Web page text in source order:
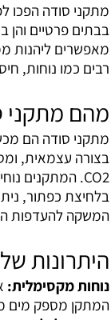
מתקני סודה הפכו
בבתים פרטיים והן
מאפשרים ליהנות
רבים כמו נוחות,
מהם מתקני
מתקני סודה הם
בצורה עצמאית,
CO2. המתקנים
בלחיצת כפתור,
המשקה להעדפות
היתרונות
נוחות מקסימלית:
המתקן מספק מים